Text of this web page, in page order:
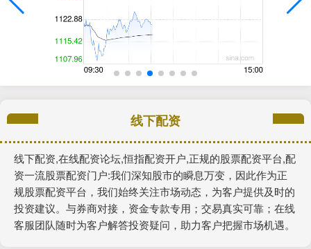
线下配资
线下配资,在线配资论坛,恒指配资开户,正规的股票配资平台,配
资一流股票配资门户:我们深知股市的瞬息万变，因此作为正
规股票配资平台，我们始终关注市场动态，为客户提供及时的
投资建议。与券商对接，资金专款专用；交易真实可靠；在线
客服团队随时为客户解答投资疑问，助力客户把握市场机遇。